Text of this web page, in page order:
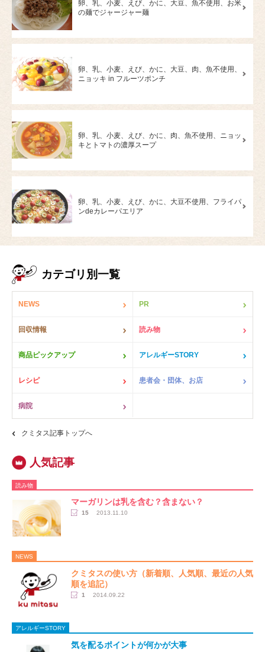
卵、乳、小麦、えび、かに、大豆、魚不使用、お米
の麺でジャージャー麺
卵、乳、小麦、えび、かに、大豆、肉、魚不使用、
ニョッキ in フルーツポンチ
卵、乳、小麦、えび、かに、肉、魚不使用、ニョッ
キとトマトの濃厚スープ
卵、乳、小麦、えび、かに、大豆不使用、フライパ
ンdeカレーパエリア
カテゴリ別一覧
NEWS PR
回収情報 読み物
商品ピックアップ アレルギーSTORY
レシピ 患者会・団体、お店
病院
クミタス記事トップへ
読み物
マーガリンは乳を含む？含まない？
15 2013.11.10
NEWS
クミタスの使い方（新着順、人気順、最近の人気
順を追記）
1 2014.09.22
アレルギーSTORY
気を配るポイントが何かが大事